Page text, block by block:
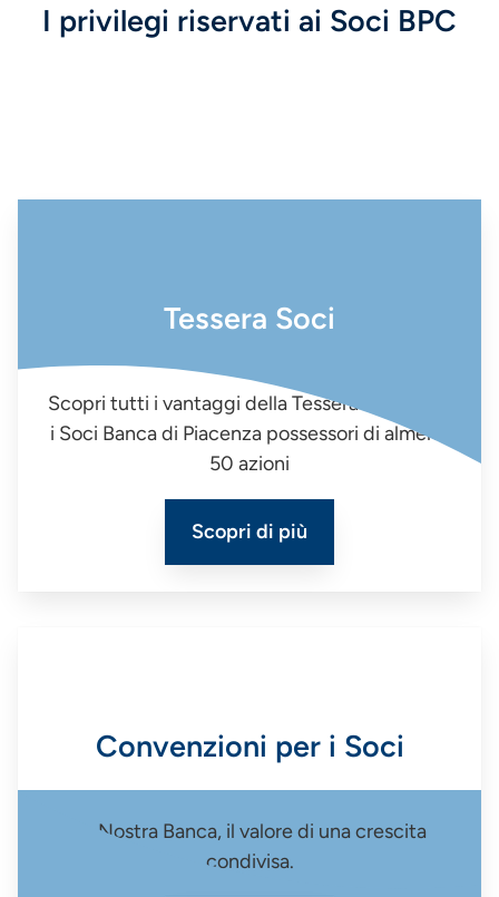
I privilegi riservati ai Soci BPC
Tessera Soci
Scopri tutti i vantaggi della Tessera Socio, per
i Soci Banca di Piacenza possessori di almeno
50 azioni
Scopri di più
Convenzioni per i Soci
La Nostra Banca, il valore di una crescita
condivisa.